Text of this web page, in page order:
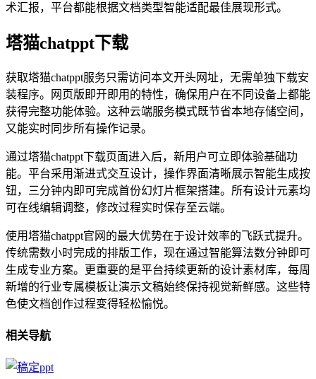
术汇报，平台都能根据文档类型智能适配最佳展现形式。
塔猫chatppt下载
获取塔猫chatppt服务只需访问本文开头网址，无需单独下载安
装程序。网页版即开即用的特性，确保用户在不同设备上都能
获得完整功能体验。这种云端服务模式既节省本地存储空间，
又能实时同步所有操作记录。
通过塔猫chatppt下载页面进入后，新用户可立即体验基础功
能。平台采用渐进式交互设计，操作界面清晰展示智能生成按
钮，三分钟内即可完成首份幻灯片框架搭建。所有设计元素均
可在线编辑调整，修改过程实时保存至云端。
使用塔猫chatppt官网的最大优势在于设计效率的飞跃式提升。
传统需数小时完成的排版工作，现在通过智能算法数分钟即可
生成专业方案。更重要的是平台持续更新的设计素材库，每周
新增的行业专属模板让演示文稿始终保持视觉新鲜感。这些特
色使文档创作过程变得轻松愉悦。
相关导航